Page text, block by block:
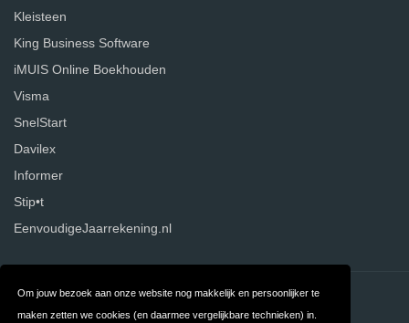
Om jouw bezoek aan onze website nog makkelijk en persoonlijker te
maken zetten we cookies (en daarmee vergelijkbare technieken) in.
Kleisteen
King Business Software
iMUIS Online Boekhouden
Visma
SnelStart
Davilex
Informer
Stip•t
EenvoudigeJaarrekening.nl
Contact Over ons